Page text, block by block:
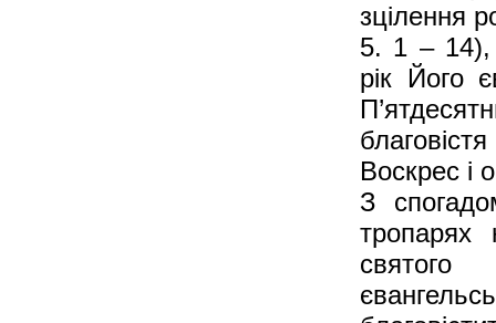
зцілення
5. 1 – 14),
рік Його
Воскрес і
З
тропарях